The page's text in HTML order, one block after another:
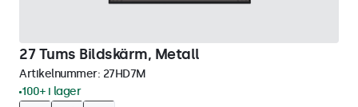
27 Tums Bildskärm, Metall
Artikelnummer: 27HD7M
100+ i lager